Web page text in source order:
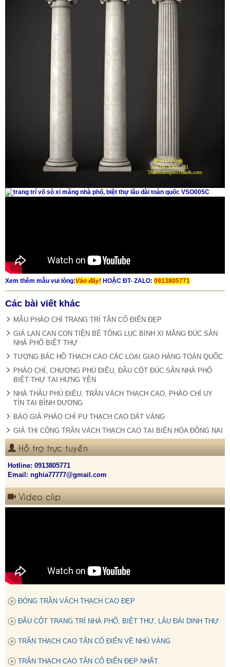
Xem thêm mẫu vui lòng:Vào đây! HOẶC ĐT- ZALO: 0913805771
Các bài viết khác
MẪU PHÀO CHỈ TRANG TRÍ TÂN CỔ ĐIỂN ĐẸP
GIÁ LAN CAN CON TIỆN BÊ TÔNG LỤC BÌNH XI MĂNG ĐÚC SẴN
NHÀ PHỐ BIỆT THỰ
TƯỢNG BÁC HỒ THẠCH CAO CÁC LOẠI GIAO HÀNG TOÀN QUỐC
PHÀO CHỈ, CHƯƠNG PHÙ ĐIÊU, ĐẦU CỘT ĐÚC SẴN NHÀ PHỐ
BIỆT THỰ TẠI HƯNG YÊN
NHÀ THẦU PHÙ ĐIÊU, TRẦN VÁCH THẠCH CAO, PHÀO CHỈ UY
TÍN TẠI BÌNH DƯƠNG
BÁO GIÁ PHÀO CHỈ PU THẠCH CAO DÁT VÀNG
GIÁ THI CÔNG TRẦN VÁCH THẠCH CAO TẠI BIÊN HÒA ĐỒNG NAI
Hỗ trợ trực tuyến
Hotline: 0913805771
Email: nghia77777@gmail.com
Video clip
ĐÓNG TRẦN VÁCH THẠCH CAO ĐẸP
ĐẤU CỘT TRANG TRÍ NHÀ PHỐ, BIỆT THỰ, LÂU ĐÀI DINH THỰ
TRẦN THẠCH CAO TÂN CỔ ĐIỂN VẼ NHỦ VÀNG
TRẦN THẠCH CAO TÂN CỔ ĐIỂN ĐẸP NHẤT